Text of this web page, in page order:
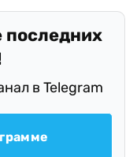
последних
в Telegram